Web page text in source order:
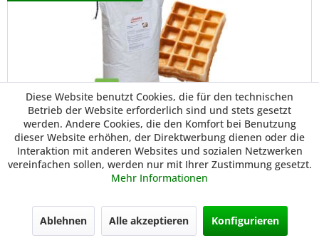
Neumärker Brüsseler-Waffel-Mix - Fertigmischung
05-20127
Waffel Mix für original Brüsseler Waffeln. Eine historische
Brüsseler Rezeptur, von einem belgischen Bäckermeister
Frischzutaten....
118,00 € *
Diese Website benutzt Cookies, die für den technischen
Betrieb der Website erforderlich sind und stets gesetzt
werden. Andere Cookies, die den Komfort bei Benutzung
dieser Website erhöhen, der Direktwerbung dienen oder die
Interaktion mit anderen Websites und sozialen Netzwerken
vereinfachen sollen, werden nur mit Ihrer Zustimmung gesetzt.
Mehr Informationen
Ablehnen Alle akzeptieren Konfigurieren